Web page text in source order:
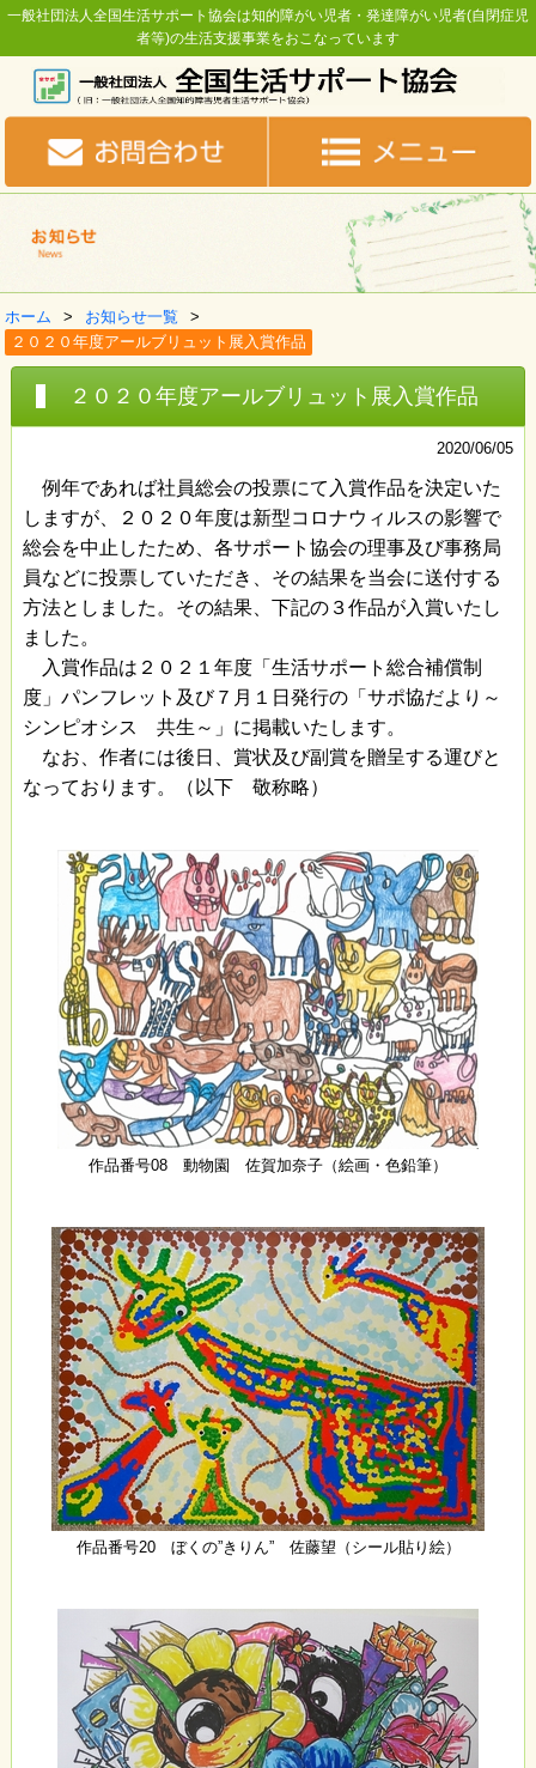
一般社団法人全国生活サポート協会は知的障がい児者・発達障がい児者(自閉症児
者等)の生活支援事業をおこなっています
ホーム
お知らせ一覧
２０２０年度アールブリュット展入賞作品
２０２０年度アールブリュット展入賞作品
2020/06/05
例年であれば社員総会の投票にて入賞作品を決定いた
しますが、２０２０年度は新型コロナウィルスの影響で
総会を中止したため、各サポート協会の理事及び事務局
員などに投票していただき、その結果を当会に送付する
方法としました。その結果、下記の３作品が入賞いたし
ました。
入賞作品は２０２１年度「生活サポート総合補償制
度」パンフレット及び７月１日発行の「サポ協だより～
シンピオシス 共生～」に掲載いたします。
なお、作者には後日、賞状及び副賞を贈呈する運びと
なっております。（以下 敬称略）
作品番号08 動物園 佐賀加奈子（絵画・色鉛筆）
作品番号20 ぼくの”きりん” 佐藤望（シール貼り絵）